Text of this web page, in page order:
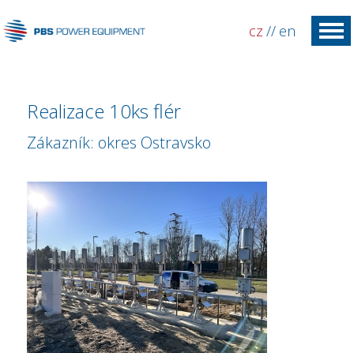
cz // en
Realizace 10ks flér
Zákazník: okres Ostravsko